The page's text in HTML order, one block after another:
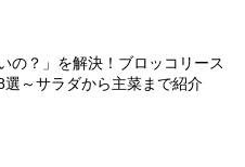
の？」を解決！ブロッコリース
選～サラダから主菜まで紹介